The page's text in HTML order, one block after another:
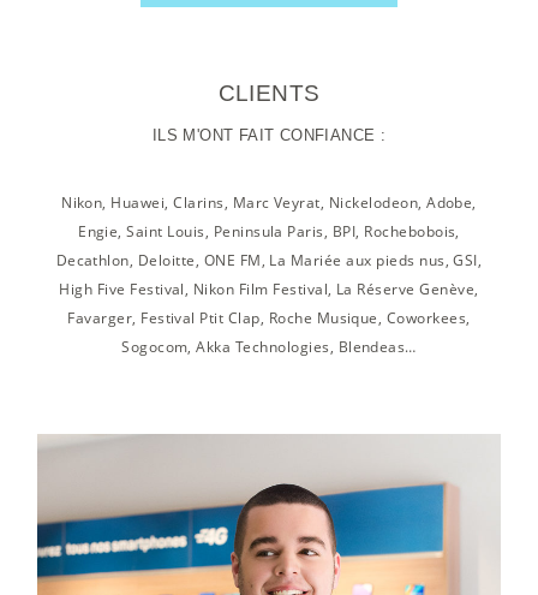
CLIENTS
ILS M'ONT FAIT CONFIANCE :
Nikon, Huawei, Clarins, Marc Veyrat, Nickelodeon, Adobe,
Engie, Saint Louis, Peninsula Paris, BPI, Rochebobois,
Decathlon, Deloitte, ONE FM, La Mariée aux pieds nus, GSI,
High Five Festival, Nikon Film Festival, La Réserve Genève,
Favarger, Festival Ptit Clap, Roche Musique, Coworkees,
Sogocom, Akka Technologies, Blendeas…